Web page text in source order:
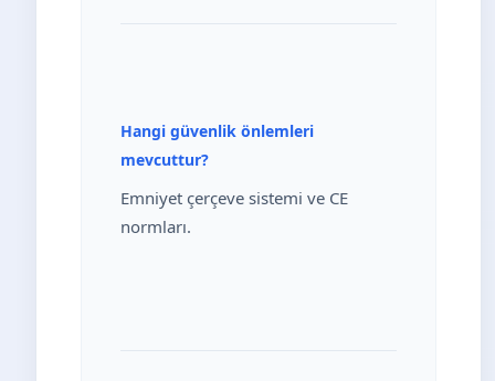
Hangi güvenlik önlemleri
mevcuttur?
Emniyet çerçeve sistemi ve CE
normları.